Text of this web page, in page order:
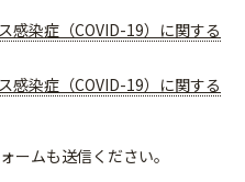
感染症（COVID-19）に関する
感染症（COVID-19）に関する
ームも送信ください。